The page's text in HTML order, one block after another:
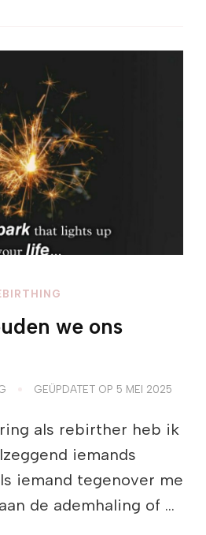
we ons
GEÜPDATET OP 5 MEI 2025
als rebirther heb ik
iemands
iemand tegenover me
de ademhaling of …